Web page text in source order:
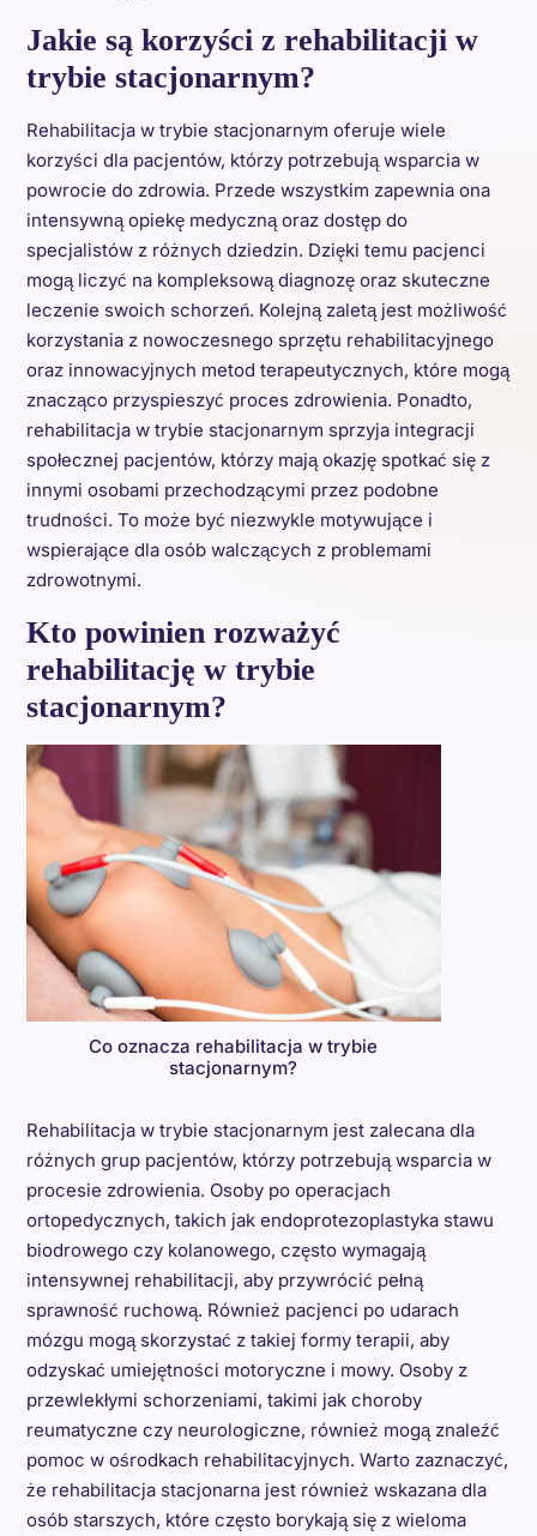
Jakie są korzyści z rehabilitacji w
trybie stacjonarnym?
Rehabilitacja w trybie stacjonarnym oferuje wiele
korzyści dla pacjentów, którzy potrzebują wsparcia w
powrocie do zdrowia. Przede wszystkim zapewnia ona
intensywną opiekę medyczną oraz dostęp do
specjalistów z różnych dziedzin. Dzięki temu pacjenci
mogą liczyć na kompleksową diagnozę oraz skuteczne
leczenie swoich schorzeń. Kolejną zaletą jest możliwość
korzystania z nowoczesnego sprzętu rehabilitacyjnego
oraz innowacyjnych metod terapeutycznych, które mogą
znacząco przyspieszyć proces zdrowienia. Ponadto,
rehabilitacja w trybie stacjonarnym sprzyja integracji
społecznej pacjentów, którzy mają okazję spotkać się z
innymi osobami przechodzącymi przez podobne
trudności. To może być niezwykle motywujące i
wspierające dla osób walczących z problemami
zdrowotnymi.
Kto powinien rozważyć
rehabilitację w trybie
stacjonarnym?
Co oznacza rehabilitacja w trybie
stacjonarnym?
Rehabilitacja w trybie stacjonarnym jest zalecana dla
różnych grup pacjentów, którzy potrzebują wsparcia w
procesie zdrowienia. Osoby po operacjach
ortopedycznych, takich jak endoprotezoplastyka stawu
biodrowego czy kolanowego, często wymagają
intensywnej rehabilitacji, aby przywrócić pełną
sprawność ruchową. Również pacjenci po udarach
mózgu mogą skorzystać z takiej formy terapii, aby
odzyskać umiejętności motoryczne i mowy. Osoby z
przewlekłymi schorzeniami, takimi jak choroby
reumatyczne czy neurologiczne, również mogą znaleźć
pomoc w ośrodkach rehabilitacyjnych. Warto zaznaczyć,
że rehabilitacja stacjonarna jest również wskazana dla
osób starszych, które często borykają się z wieloma